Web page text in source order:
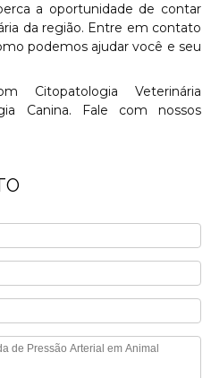
a oportunidade de contar
da região. Entre em contato
podemos ajudar você e seu
Citopatologia Veterinária
Canina. Fale com nossos